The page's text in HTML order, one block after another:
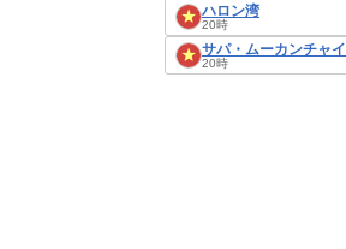
ハロン湾
20時
サパ・ムーカンチャイ
20時